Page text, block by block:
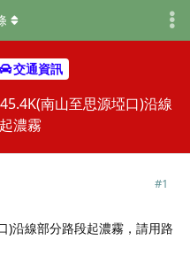
交通資訊
南山至思源埡口)沿線
濃霧
#1
)沿線部分路段起濃霧，請用路